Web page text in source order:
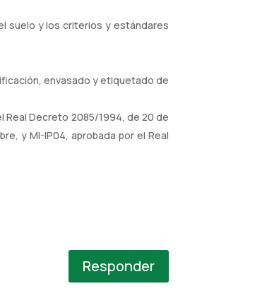
suelo y los criterios y estándares
envasado y etiquetado de
Real Decreto 2085/1994, de 20 de
y MI-IP04, aprobada por el Real
Responder